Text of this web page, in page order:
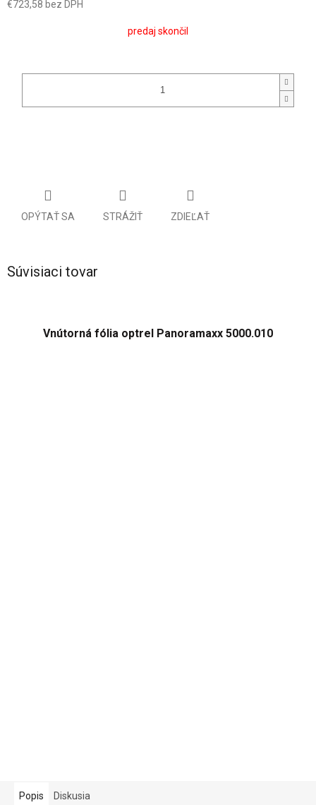
€723,58 bez DPH
predaj skončil
OPÝTAŤ SA STRÁŽIŤ ZDIEĽAŤ
Súvisiaci tovar
Vnútorná fólia optrel Panoramaxx 5000.010
Popis Diskusia